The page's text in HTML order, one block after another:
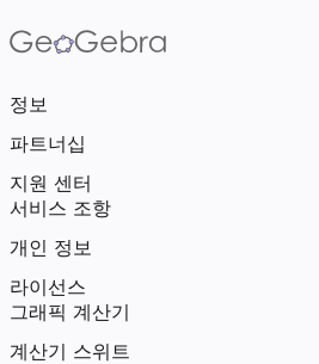
정보
파트너십
지원 센터
서비스 조항
개인 정보
라이선스
그래픽 계산기
계산기 스위트